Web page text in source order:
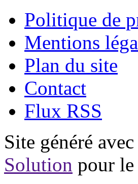
Politique de
Mentions
Plan du site
Contact
Flux RSS
Site généré
Solution pour le